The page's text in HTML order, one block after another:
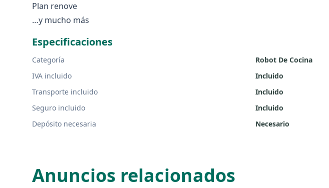
Plan renove
…y mucho más
Especificaciones
Categoría
Robot De Cocina
IVA incluido
Incluido
Transporte incluido
Incluido
Seguro incluido
Incluido
Depósito necesaria
Necesario
Anuncios relacionados